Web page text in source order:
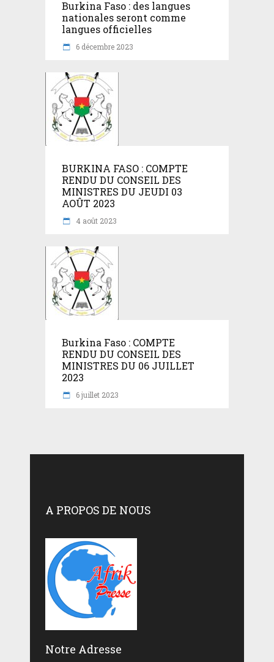
Burkina Faso : des langues
nationales seront comme
langues officielles
6 décembre 2023
BURKINA FASO : COMPTE
RENDU DU CONSEIL DES
MINISTRES DU JEUDI 03
AOÛT 2023
4 août 2023
Burkina Faso : COMPTE
RENDU DU CONSEIL DES
MINISTRES DU 06 JUILLET
2023
6 juillet 2023
A PROPOS DE NOUS
Notre Adresse